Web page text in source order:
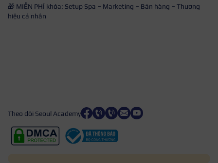
🎁 MIỄN PHÍ khóa: Setup Spa – Marketing – Bán hàng – Thương
hiệu cá nhân
Theo dõi Seoul Academy